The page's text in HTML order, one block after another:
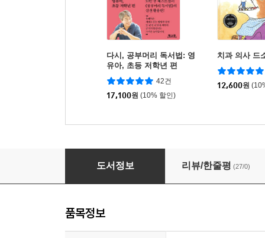
다시, 공부머리 독서법: 영
유아, 초등 저학년 편
42건
17,100원 (10% 할인)
치과 의사 드
12,600원
부풀어 고백 껌
도서정보 리뷰/한줄평 (27/0)
품목정보